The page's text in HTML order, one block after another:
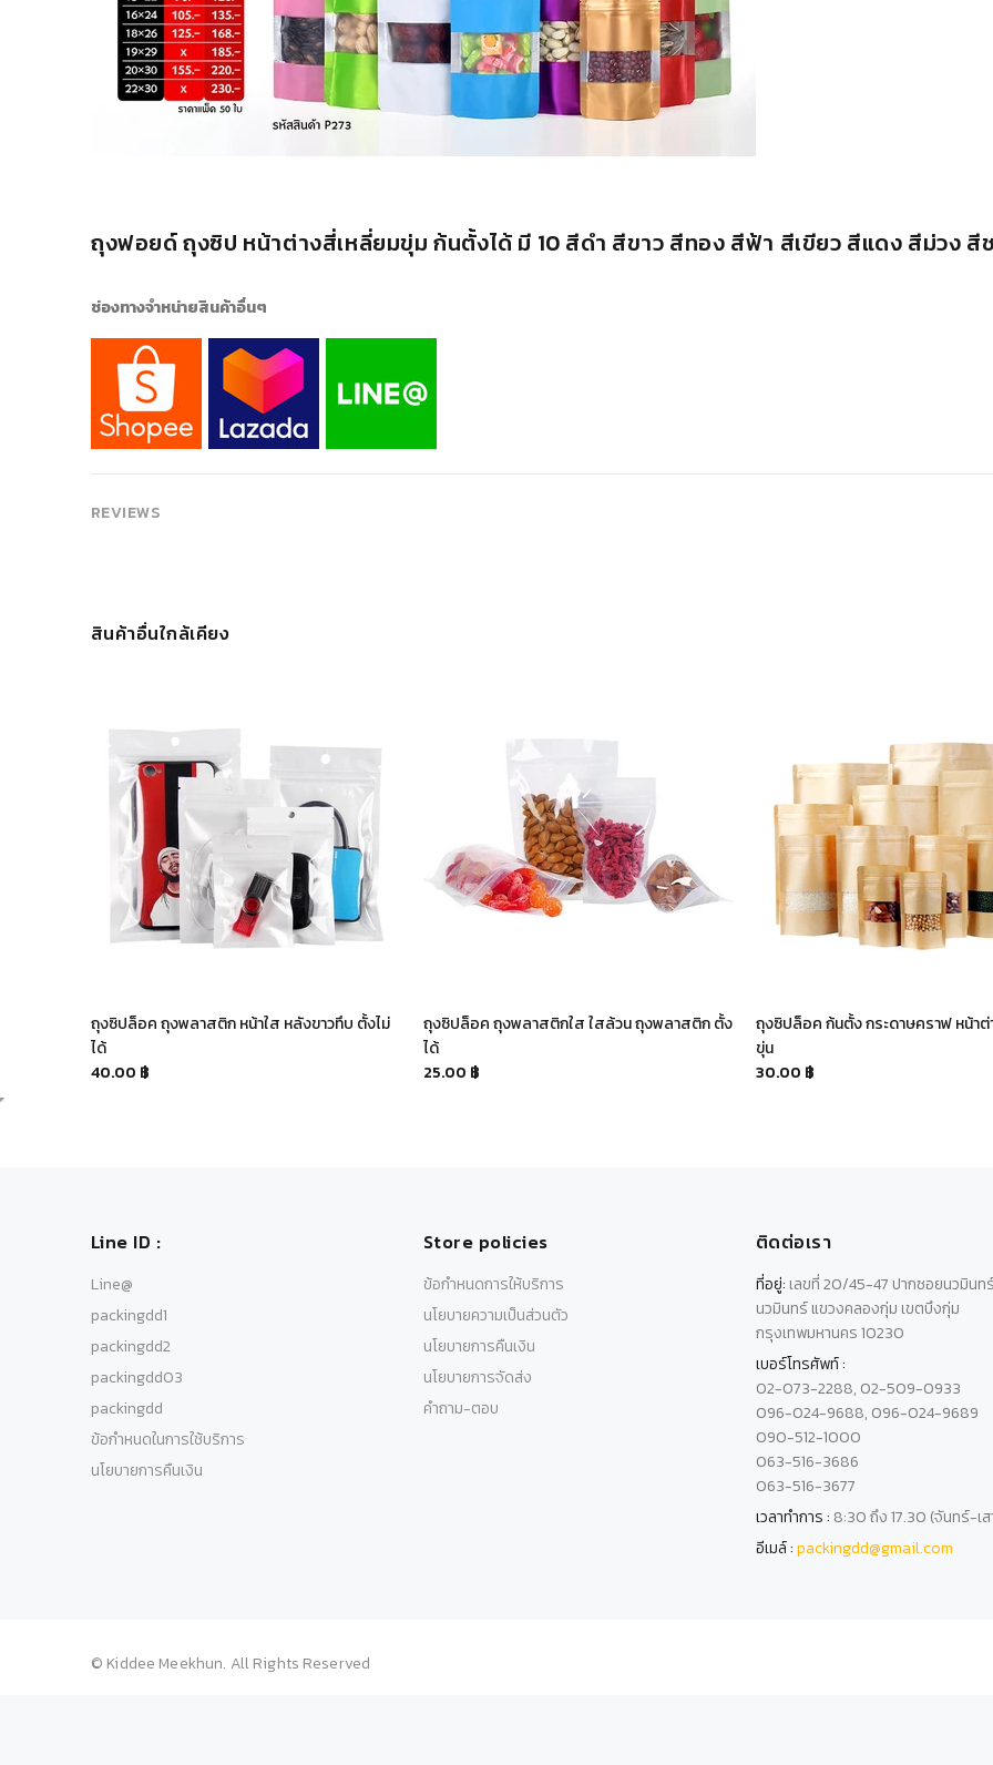
ถุงฟอยด์ ถุงซิป หน้าต่างสี่เหลี่ยมขุ่ม ก้นตั้งได้ มี 10 สีดำ สีขาว สีทอง สีฟ้า สีเขียว สีแดง สีม่วง
ช่องทางจำหน่ายสินค้าอื่นๆ
REVIEWS
สินค้าอื่นใกล้เคียง
ถุงซิปล็อค ถุงพลาสติก หน้าใส หลังขาวทึบ ตั้งไม่
ได้
40.00 ฿
ถุงซิปล็อค ถุงพลาสติกใส ใสล้วน ถุงพลาสติก ตั้ง
ได้
25.00 ฿
ถุงซิปล็อค ก้นตั้ง กระดาษคราฟ หน้า
ขุ่น
30.00 ฿
Line ID :
Line@
packingdd1
packingdd2
packingdd03
packingdd
ข้อกำหนดในการใช้บริการ
นโยบายการคืนเงิน
Store policies
ข้อกำหนดการให้บริการ
นโยบายความเป็นส่วนตัว
นโยบายการคืนเงิน
นโยบายการจัดส่ง
คำถาม-ตอบ
ติดต่อเรา
ที่อยู่: เลขที่ 20/45-47 ปากซอยนวมินท
นวมินทร์ แขวงคลองกุ่ม เขตบึงกุ่ม
กรุงเทพมหานคร 10230
เบอร์โทรศัพท์ :
02-073-2288, 02-509-0933
096-024-9688, 096-024-9689
090-512-1000
063-516-3686
063-516-3677
เวลาทำการ : 8:30 ถึง 17.30 (จันทร์-เ
อีเมล์ :packingdd@gmail.com
© Kiddee Meekhun. All Rights Reserved